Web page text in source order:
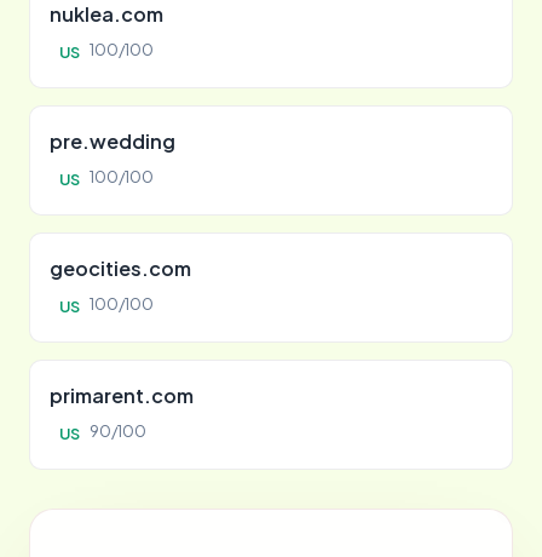
nuklea.com
US 100/100
pre.wedding
US 100/100
geocities.com
US 100/100
primarent.com
US 90/100